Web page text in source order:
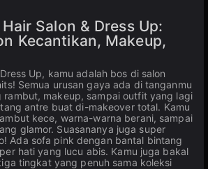
Salon & Dress Up:
Kecantikan, Makeup,
Up, kamu adalah bos di salon
Semua urusan gaya ada di tanganmu
makeup, sampai outfit yang lagi
antre buat di-makeover total. Kamu
kece, warna-warna berani, sampai
glamor. Suasananya juga super
Ada sofa pink dengan bantal bintang
hati yang lucu abis. Kamu juga bakal
tingkat yang penuh sama koleksi